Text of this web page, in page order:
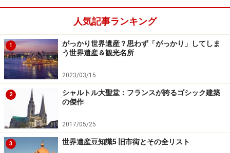
ホームページ」を確認するなど、安全確保に十分注意を払ってく
ださい。
1/4 次のページへ
人気記事ランキング
1
がっかり世界遺産？思わず「がっかり」してしま
う世界遺産＆観光名所
2023/03/15
2
シャルトル大聖堂：フランスが誇るゴシック建築
の傑作
2017/05/25
3 世界遺産豆知識5 旧市街とその全リスト